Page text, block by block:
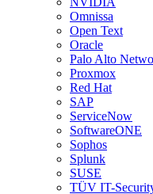
Omnissa
Open Text
Oracle
Palo Alto
Proxmox
Red Hat
SAP
ServiceNow
SoftwareONE
Sophos
Splunk
SUSE
TÜV IT-